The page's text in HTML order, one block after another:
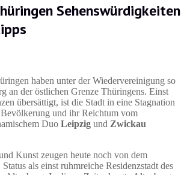
Sehenswürdigkeiten
haben unter der Wiedervereinigung so
an der östlichen Grenze Thüringens. Einst
übersättigt, ist die Stadt in eine Stagnation
und ihr Reichtum vom
Duo Leipzig und Zwickau
Kunst zeugen heute noch von dem
als einst ruhmreiche Residenzstadt des